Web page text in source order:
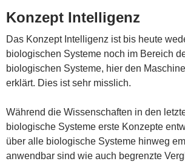
Konzept Intelligenz
Das Konzept Intelligenz ist bis heute
biologischen Systeme noch im Bereich
biologischen Systeme, hier den
erklärt. Dies ist sehr misslich.
Während die Wissenschaften in den
biologische Systeme erste Konzepte
über alle biologische Systeme hinweg
anwendbar sind wie auch begrenzte